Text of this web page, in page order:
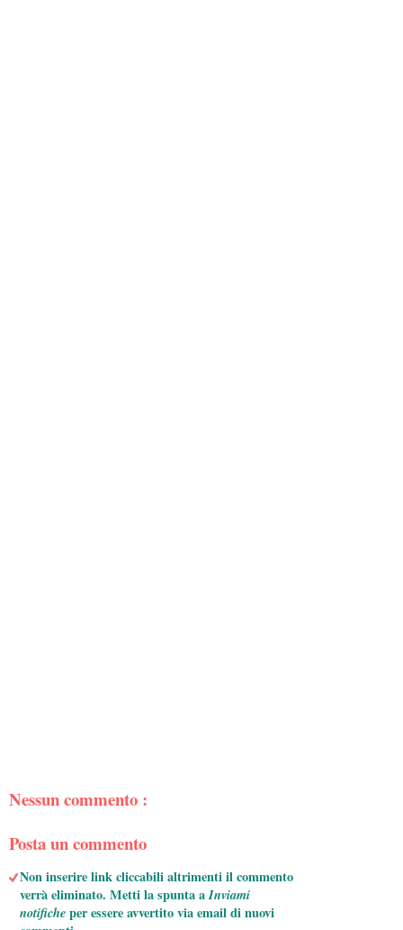
Nessun commento :
Posta un commento
Non inserire link cliccabili altrimenti il commento
verrà eliminato. Metti la spunta aInviami
notificheper essere avvertito via email di nuovi